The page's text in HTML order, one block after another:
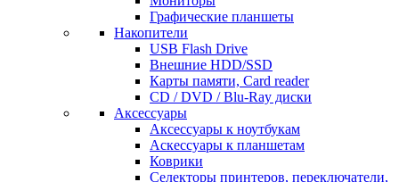
Графические планшеты
Накопители
USB Flash Drive
Внешние HDD/SSD
Карты памяти, Card reader
CD / DVD / Blu-Ray диски
Аксессуары
Аксессуары к ноутбукам
Аскессуары к планшетам
Коврики
Селекторы принтеров, переключатели,